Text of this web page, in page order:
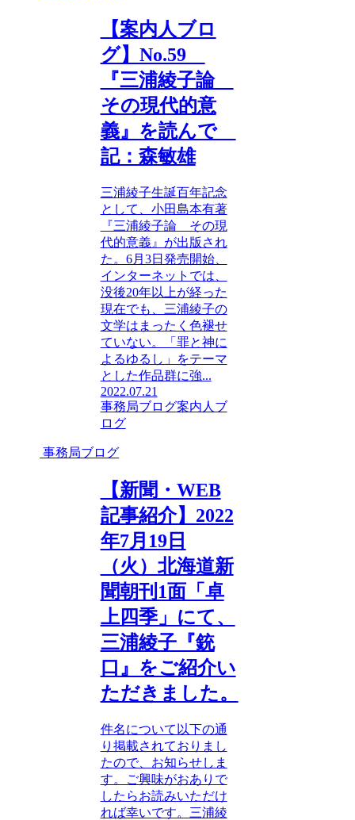
【案内人ブロ
グ】No.59
『三浦綾子論
その現代的意
義』を読んで
記：森敏雄
三浦綾子生誕百年記念
として、小田島本有著
『三浦綾子論 その現
代的意義』が出版され
た。6月3日発売開始、
インターネットでは、
没後20年以上が経った
現在でも、三浦綾子の
文学はまったく色褪せ
ていない。「罪と神に
よるゆるし」をテーマ
とした作品群に強...
2022.07.21
事務局ブログ案内人ブ
ログ
事務局ブログ
【新聞・WEB
記事紹介】2022
年7月19日
（火）北海道新
聞朝刊1面「卓
上四季」にて、
三浦綾子『銃
口』をご紹介い
ただきました。
件名について以下の通
り掲載されておりまし
たので、お知らせしま
す。ご興味がおありで
したらお読みいただけ
れば幸いです。三浦綾